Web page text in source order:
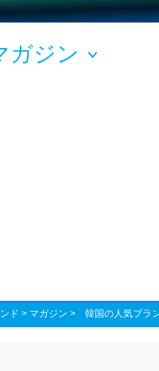
ガジン
ド > マガジン > 韓国の人気ブラ